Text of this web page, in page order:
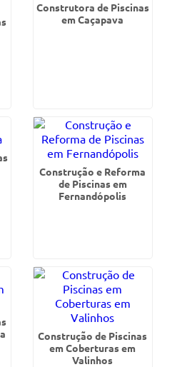
Construtora de Piscinas
em Caçapava
Construção e Reforma
de Piscinas em
Fernandópolis
Construção de Piscinas
em Coberturas em
Valinhos